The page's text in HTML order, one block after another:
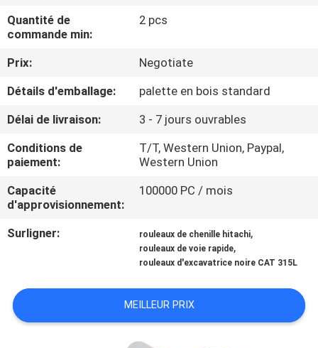
VISITE
D'USINE
CONTRÔLE
DE
QUALITÉ
NOUVELLES
DEMANDEZ
CITATION
PLAN
Quantité de
commande min:
2 pcs
Prix:
Negotiate
Détails d'emballage:
palette en bois standard
Délai de livraison:
3 - 7 jours ouvrables
Conditions de
paiement:
T/T, Western Union, Paypal,
Western Union
Capacité
d'approvisionnement:
100000 PC / mois
Surligner: rouleaux de chenille hitachi,
rouleaux de voie rapide,
rouleaux d'excavatrice noire CAT 315L
MEILLEUR PRIX